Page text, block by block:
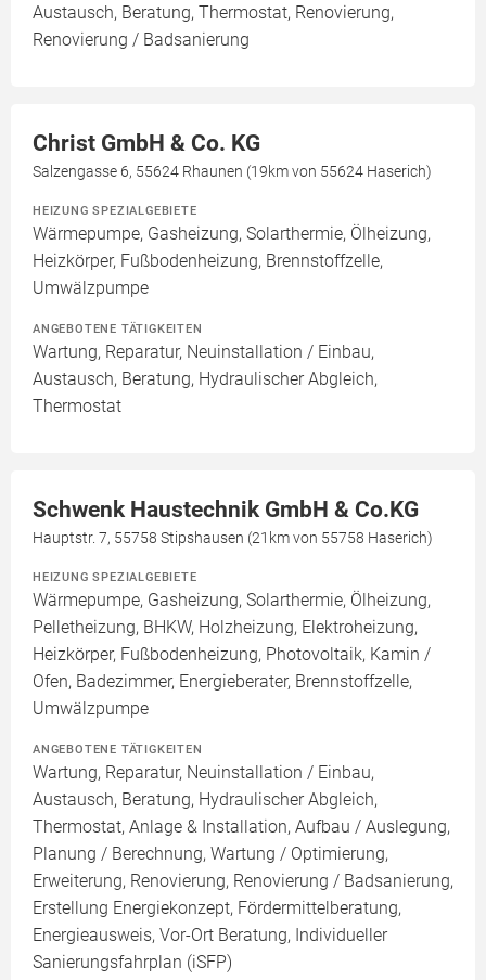
Austausch, Beratung, Thermostat, Renovierung,
Renovierung / Badsanierung
Christ GmbH & Co. KG
Salzengasse 6, 55624 Rhaunen (19km von 55624 Haserich)
HEIZUNG SPEZIALGEBIETE
Wärmepumpe, Gasheizung, Solarthermie, Ölheizung,
Heizkörper, Fußbodenheizung, Brennstoffzelle,
Umwälzpumpe
ANGEBOTENE TÄTIGKEITEN
Wartung, Reparatur, Neuinstallation / Einbau,
Austausch, Beratung, Hydraulischer Abgleich,
Thermostat
Schwenk Haustechnik GmbH & Co.KG
Hauptstr. 7, 55758 Stipshausen (21km von 55758 Haserich)
HEIZUNG SPEZIALGEBIETE
Wärmepumpe, Gasheizung, Solarthermie, Ölheizung,
Pelletheizung, BHKW, Holzheizung, Elektroheizung,
Heizkörper, Fußbodenheizung, Photovoltaik, Kamin /
Ofen, Badezimmer, Energieberater, Brennstoffzelle,
Umwälzpumpe
ANGEBOTENE TÄTIGKEITEN
Wartung, Reparatur, Neuinstallation / Einbau,
Austausch, Beratung, Hydraulischer Abgleich,
Thermostat, Anlage & Installation, Aufbau / Auslegung,
Planung / Berechnung, Wartung / Optimierung,
Erweiterung, Renovierung, Renovierung / Badsanierung,
Erstellung Energiekonzept, Fördermittelberatung,
Energieausweis, Vor-Ort Beratung, Individueller
Sanierungsfahrplan (iSFP)